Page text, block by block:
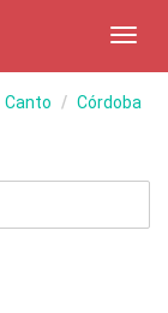
Canto
Córdoba